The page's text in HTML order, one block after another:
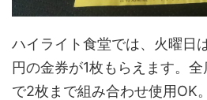
ハイライト食堂では、火曜日
円の金券が1枚もらえます。
で2枚まで組み合わせ使用OK